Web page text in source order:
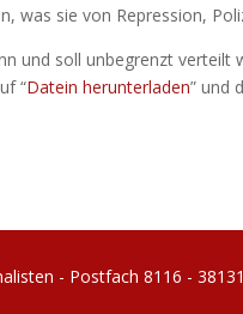
was sie von Repression,
und soll unbegrenzt
“Datein herunterladen” und
- Postfach 8116 -